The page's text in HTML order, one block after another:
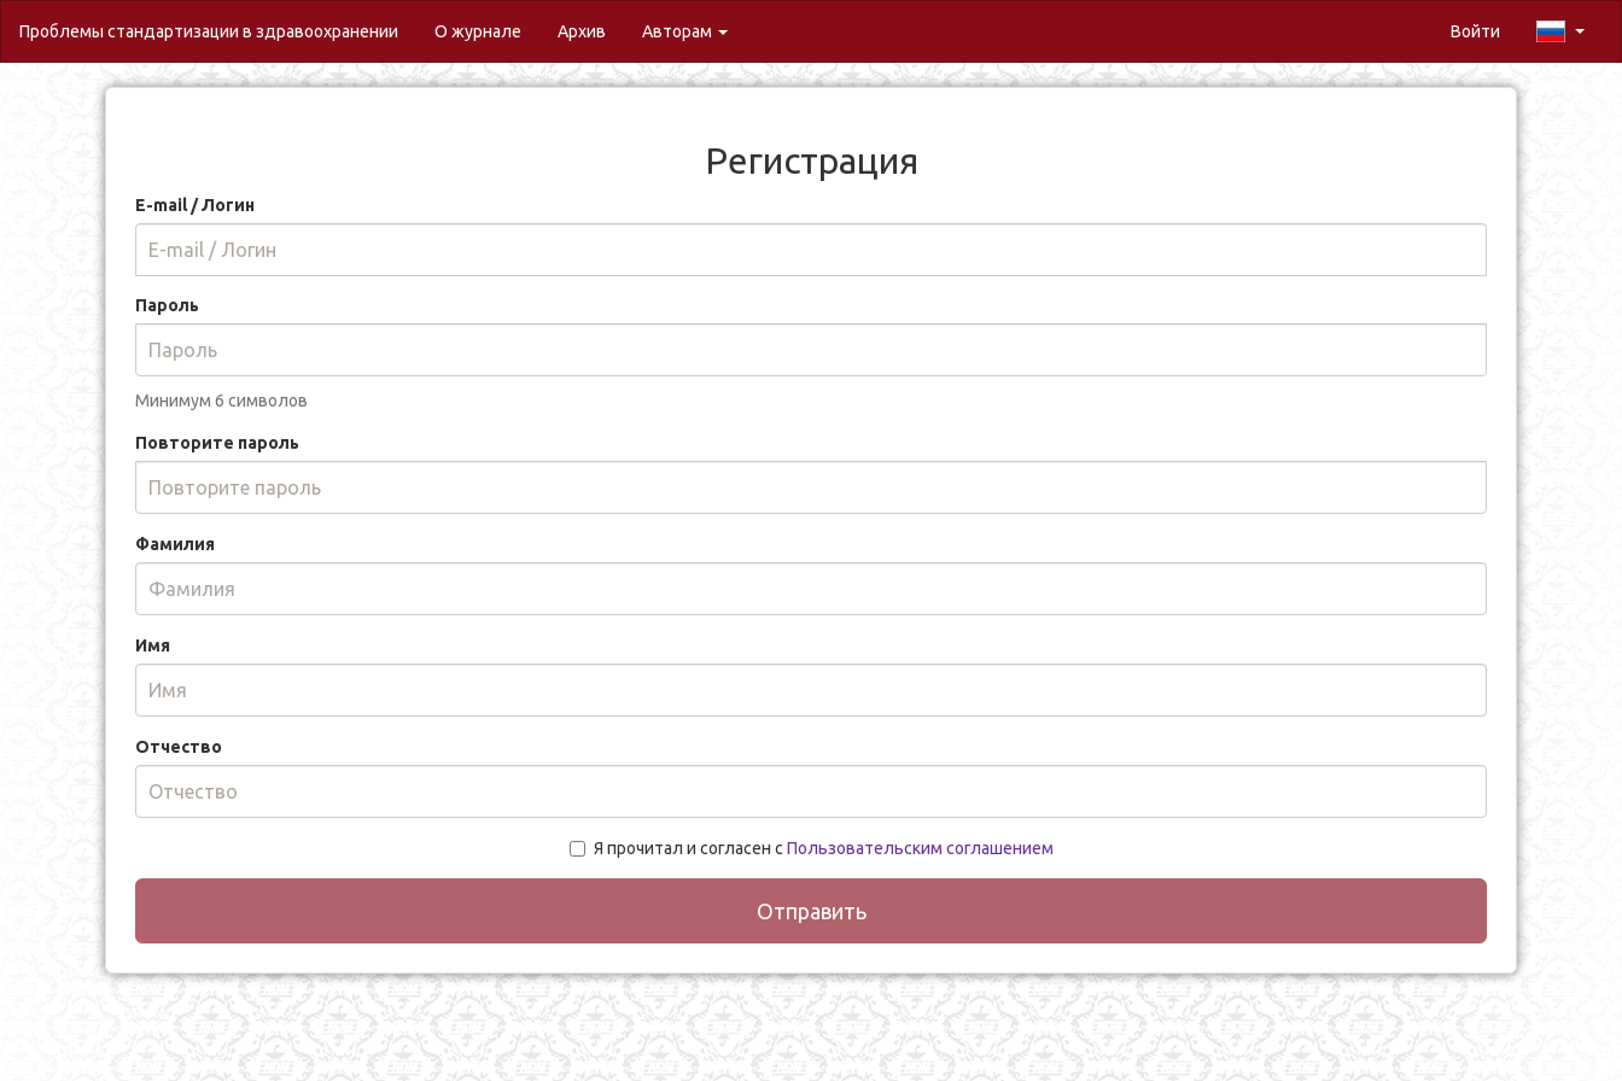
Проблемы стандартизации в здравоохранении О журнале (current)
Архив Авторам Войти
Регистрация
E-mail / Логин
Пароль
Минимум 6 символов
Повторите пароль
Фамилия
Имя
Отчество
Я прочитал и согласен с Пользовательским соглашением
Отправить